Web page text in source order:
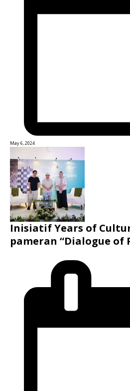
May 6, 2024
Inisiatif Years of
pameran “Dialogue of